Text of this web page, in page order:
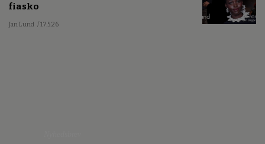
fiasko
Jan Lund / 17.5.26